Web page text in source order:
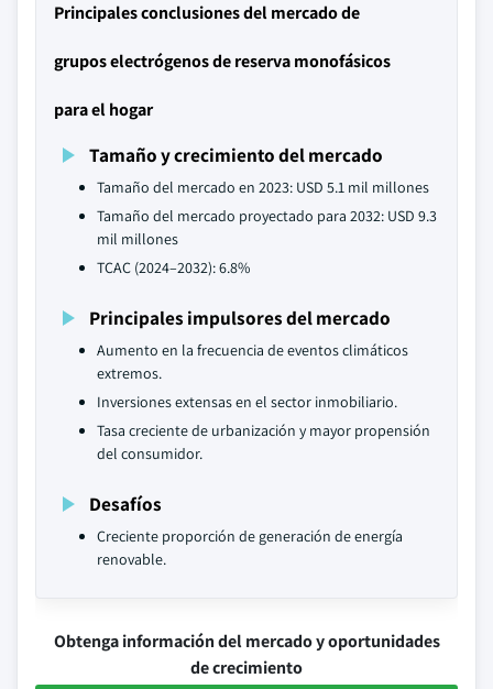
Principales conclusiones del mercado de
grupos electrógenos de reserva monofásicos
para el hogar
Tamaño y crecimiento del mercado
Tamaño del mercado en 2023: USD 5.1 mil millones
Tamaño del mercado proyectado para 2032: USD 9.3
mil millones
TCAC (2024–2032): 6.8%
Principales impulsores del mercado
Aumento en la frecuencia de eventos climáticos
extremos.
Inversiones extensas en el sector inmobiliario.
Tasa creciente de urbanización y mayor propensión
del consumidor.
Desafíos
Creciente proporción de generación de energía
renovable.
Obtenga información del mercado y oportunidades
de crecimiento